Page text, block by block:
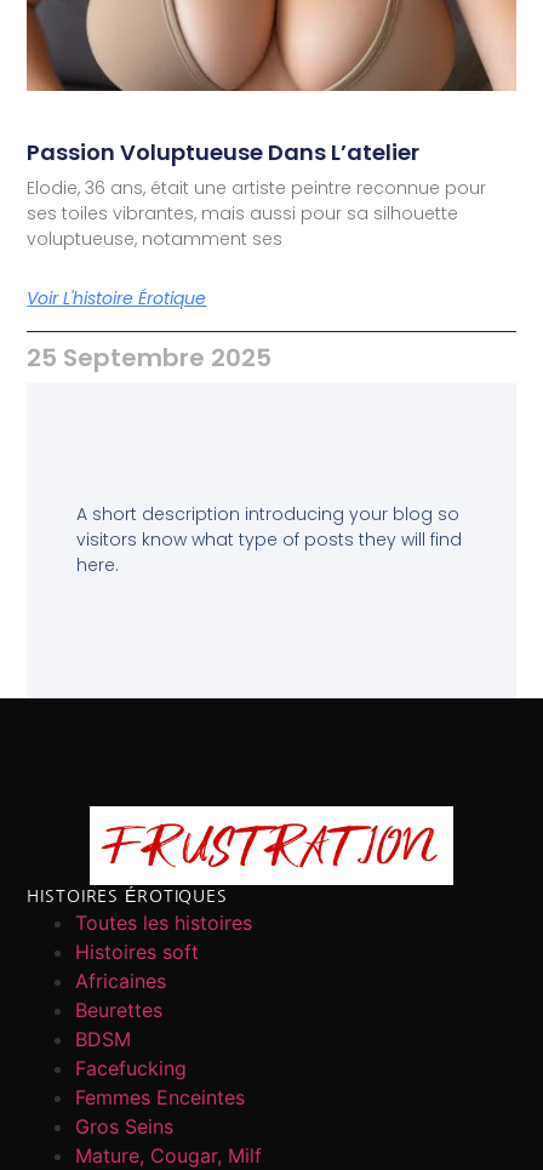
Passion Voluptueuse Dans L’atelier
Elodie, 36 ans, était une artiste peintre reconnue pour
ses toiles vibrantes, mais aussi pour sa silhouette
voluptueuse, notamment ses
Voir L'histoire Érotique
25 Septembre 2025
A short description introducing your blog so
visitors know what type of posts they will find
here.
HISTOIRES ÉROTIQUES
Toutes les histoires
Histoires soft
Africaines
Beurettes
BDSM
Facefucking
Femmes Enceintes
Gros Seins
Mature, Cougar, Milf